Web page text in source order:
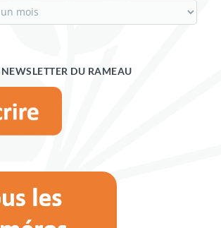
DU RAMEAU